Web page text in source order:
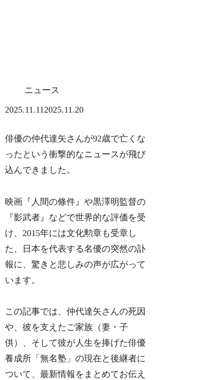
ニュース
2025.11.11 2025.11.20
俳優の仲代達矢さんが92歳で亡くな
ったという衝撃的なニュースが飛び
込んできました。
映画『人間の條件』や黒澤明監督の
『影武者』などで世界的な評価を受
け、2015年には文化勲章も受章し
た、日本を代表する名優の突然の訃
報に、驚きと悲しみの声が広がって
います。
この記事では、仲代達矢さんの死因
や、彼を支えたご家族（妻・子
供）、そして彼が人生を捧げた俳優
養成所「無名塾」の現在と後継者に
ついて、最新情報をまとめてお伝え